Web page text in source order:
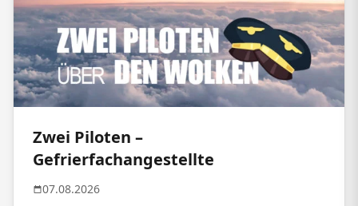
Zwei Piloten –
Gefrierfachangestellte
07.08.2026